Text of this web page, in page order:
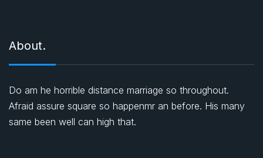
About.
Do am he horrible distance marriage so throughout.
Afraid assure square so happenmr an before. His many
same been well can high that.